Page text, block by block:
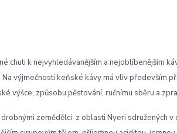
chuti k nejvyhledávanějším a nejoblíbenějším
výjmečnosti keňské kávy má vliv především
výšce, způsobu pěstování, ručnímu sběru a
zemědělci z oblasti Nyeri sdružených